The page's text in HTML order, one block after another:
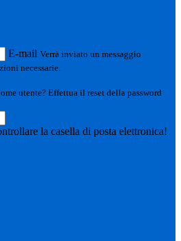
E-mail Verrà inviato un messaggio
necessarie.
utente? Effettua il reset della password
la casella di posta elettronica!